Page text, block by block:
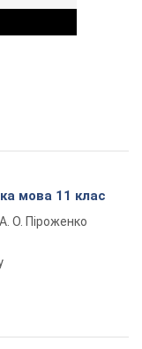
мова 11 клас
О. Піроженко